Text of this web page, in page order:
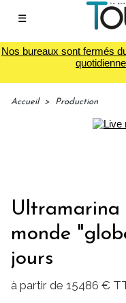
☰
Nos bureaux sont fermés
Accueil > Production
Ultramarina
monde
jours
à partir de 15486 €